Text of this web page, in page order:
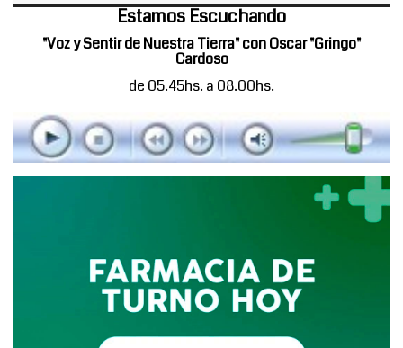
Estamos Escuchando
"Voz y Sentir de Nuestra Tierra" con Oscar "Gringo"
Cardoso
de 05.45hs. a 08.00hs.